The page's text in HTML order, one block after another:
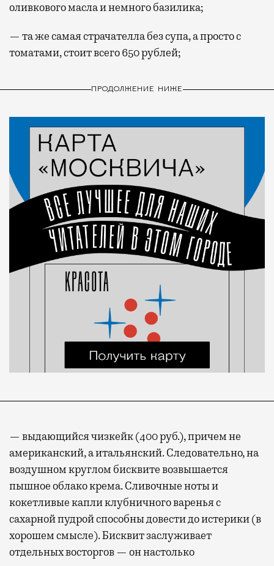
оливкового масла и немного базилика;
— та же самая страчателла без супа, а просто с
томатами, стоит всего 650 рублей;
ПРОДОЛЖЕНИЕ НИЖЕ
— выдающийся чизкейк (400 руб.), причем не
американский, а итальянский. Следовательно, на
воздушном круглом бисквите возвышается
пышное облако крема. Сливочные ноты и
кокетливые капли клубничного варенья с
сахарной пудрой способны довести до истерики (в
хорошем смысле). Бисквит заслуживает
отдельных восторгов — он настолько